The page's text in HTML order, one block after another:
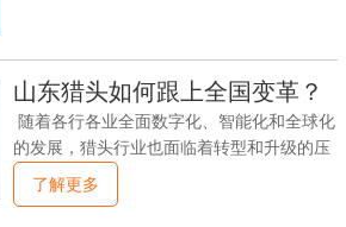
头服务的质量和水平。二、服务质量监管随
着猎头服务业务的不断发展，市场竞争日趋
激烈，
公司提供了一个极为重要的帮助。但是，如
何选择合适的人才猎头公司，这又是一个需
要花费些时间来仔细考虑和规划的问题。下
面，我将分享一些关于如何选择合适人才猎
头公司的建议。一，需要考虑人才猎头公司
的专业领域是否符合自己的需求。在寻找人
山东猎头如何跟上全国变革？
随着各行各业全面数字化、智能化和全球化
的发展，猎头行业也面临着转型和升级的压
力。作为全国经济的重要地区，山东省的猎
头行业应该如何跟上全国变革呢？一、提升
了解更多